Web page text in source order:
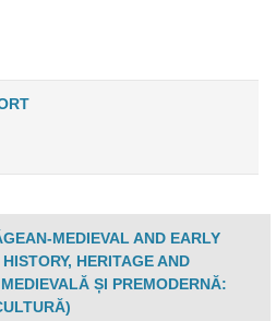
MEDIEVAL AND EARLY
HERITAGE AND
ȘI PREMODERNĂ: